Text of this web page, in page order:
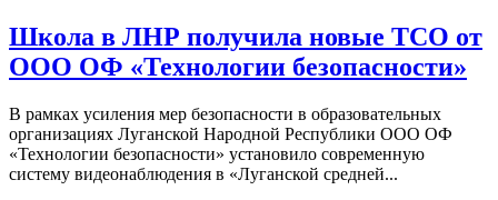
Школа в ЛНР получила новые ТСО от
ООО ОФ «Технологии безопасности»
В рамках усиления мер безопасности в образовательных
организациях Луганской Народной Республики ООО ОФ
«Технологии безопасности» установило современную
систему видеонаблюдения в «Луганской средней...